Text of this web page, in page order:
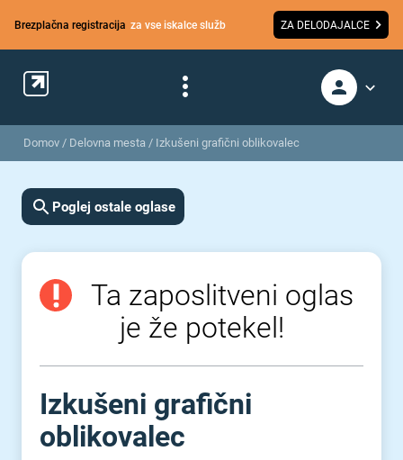
Brezplačna registracija za vse iskalce služb ZA DELODAJALCE
Domov / Delovna mesta / Izkušeni grafični oblikovalec
Poglej ostale oglase
Ta zaposlitveni oglas
je že potekel!
Izkušeni grafični
oblikovalec